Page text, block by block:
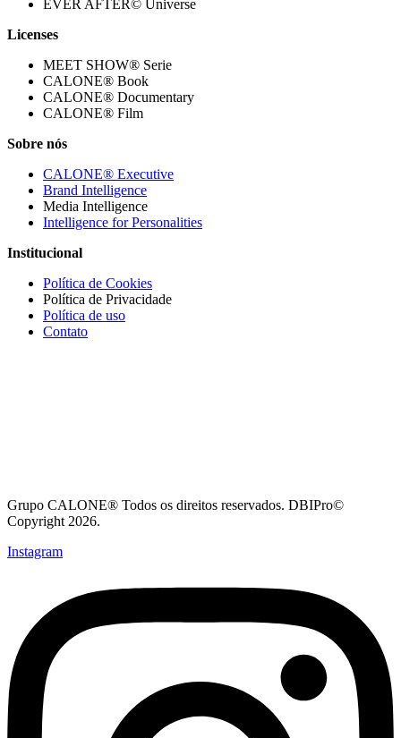
EVER AFTER© Universe
Licenses
MEET SHOW® Serie
CALONE® Book
CALONE® Documentary
CALONE® Film
Sobre nós
CALONE® Executive
Brand Intelligence
Media Intelligence
Intelligence for Personalities
Institucional
Política de Cookies
Política de Privacidade
Política de uso
Contato
Grupo CALONE® Todos os direitos reservados. DBIPro©
Copyright 2026.
Instagram